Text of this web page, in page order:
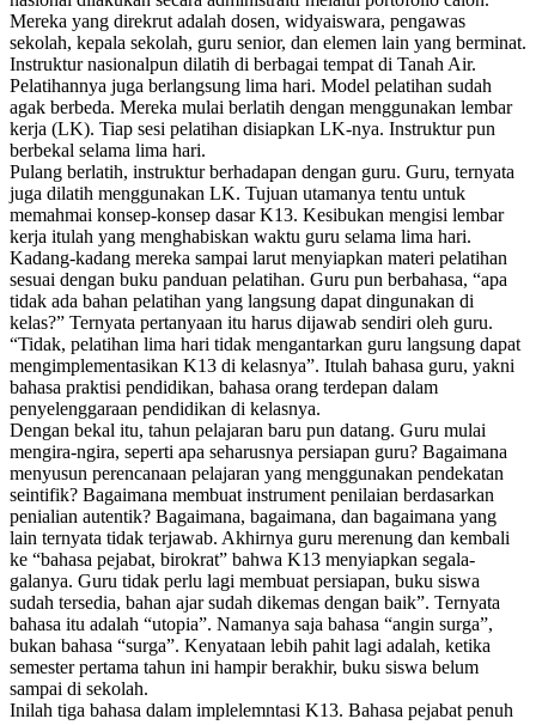
Mereka yang direkrut adalah dosen, widyaiswara, pengawas
sekolah, kepala sekolah, guru senior, dan elemen lain yang berminat.
Instruktur nasionalpun dilatih di berbagai tempat di Tanah Air.
Pelatihannya juga berlangsung lima hari. Model pelatihan sudah
agak berbeda. Mereka mulai berlatih dengan menggunakan lembar
kerja (LK). Tiap sesi pelatihan disiapkan LK-nya. Instruktur pun
berbekal selama lima hari.
Pulang berlatih, instruktur berhadapan dengan guru. Guru, ternyata
juga dilatih menggunakan LK. Tujuan utamanya tentu untuk
memahmai konsep-konsep dasar K13. Kesibukan mengisi lembar
kerja itulah yang menghabiskan waktu guru selama lima hari.
Kadang-kadang mereka sampai larut menyiapkan materi pelatihan
sesuai dengan buku panduan pelatihan. Guru pun berbahasa, “apa
tidak ada bahan pelatihan yang langsung dapat dingunakan di
kelas?” Ternyata pertanyaan itu harus dijawab sendiri oleh guru.
“Tidak, pelatihan lima hari tidak mengantarkan guru langsung dapat
mengimplementasikan K13 di kelasnya”. Itulah bahasa guru, yakni
bahasa praktisi pendidikan, bahasa orang terdepan dalam
penyelenggaraan pendidikan di kelasnya.
Dengan bekal itu, tahun pelajaran baru pun datang. Guru mulai
mengira-ngira, seperti apa seharusnya persiapan guru? Bagaimana
menyusun perencanaan pelajaran yang menggunakan pendekatan
seintifik? Bagaimana membuat instrument penilaian berdasarkan
penialian autentik? Bagaimana, bagaimana, dan bagaimana yang
lain ternyata tidak terjawab. Akhirnya guru merenung dan kembali
ke “bahasa pejabat, birokrat” bahwa K13 menyiapkan segala-
galanya. Guru tidak perlu lagi membuat persiapan, buku siswa
sudah tersedia, bahan ajar sudah dikemas dengan baik”. Ternyata
bahasa itu adalah “utopia”. Namanya saja bahasa “angin surga”,
bukan bahasa “surga”. Kenyataan lebih pahit lagi adalah, ketika
semester pertama tahun ini hampir berakhir, buku siswa belum
sampai di sekolah.
Inilah tiga bahasa dalam implelemntasi K13. Bahasa pejabat penuh